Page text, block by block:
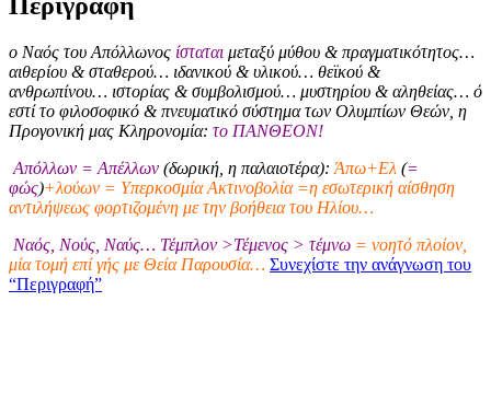
Περιγραφή
ο Ναός του Απόλλωνος ίσταται μεταξύ μύθου & πραγματικότητος…
αιθερίου & σταθερού… ιδανικού & υλικού… θεϊκού &
ανθρωπίνου… ιστορίας & συμβολισμού… μυστηρίου & αληθείας… ό
εστί το φιλοσοφικό & πνευματικό σύστημα των Ολυμπίων Θεών, η
Προγονική μας Κληρονομία: το ΠΑΝΘΕΟΝ!
Απόλλων = Απέλλων (δωρική, η παλαιοτέρα): Άπω+Ελ (=
φώς)+λούων = Υπερκοσμία Ακτινοβολία =η εσωτερική αίσθηση
αντιλήψεως φορτιζομένη με την βοήθεια του Ηλίου…
Ναός, Νούς, Ναύς… Τέμπλον >Τέμενος > τέμνω = νοητό πλοίον,
μία τομή επί γής με Θεία Παρουσία… Συνεχίστε την ανάγνωση του
“Περιγραφή”